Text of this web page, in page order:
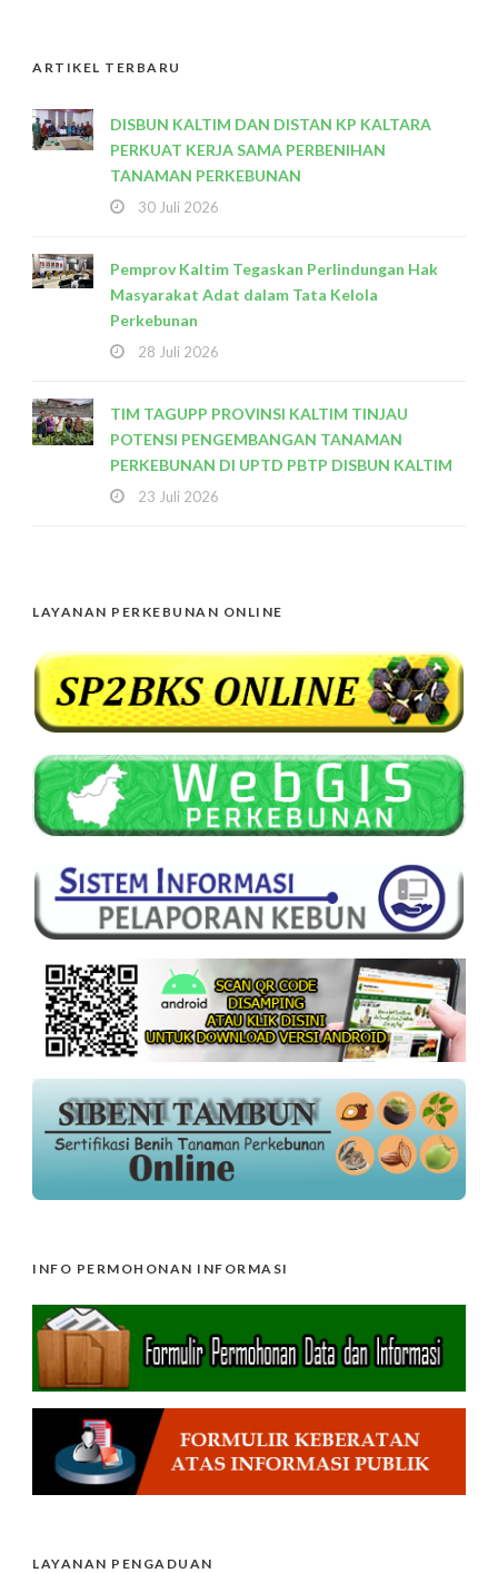
ARTIKEL TERBARU
DISBUN KALTIM DAN DISTAN KP KALTARA
PERKUAT KERJA SAMA PERBENIHAN
TANAMAN PERKEBUNAN
30 Juli 2026
Pemprov Kaltim Tegaskan Perlindungan Hak
Masyarakat Adat dalam Tata Kelola
Perkebunan
28 Juli 2026
TIM TAGUPP PROVINSI KALTIM TINJAU
POTENSI PENGEMBANGAN TANAMAN
PERKEBUNAN DI UPTD PBTP DISBUN KALTIM
23 Juli 2026
LAYANAN PERKEBUNAN ONLINE
INFO PERMOHONAN INFORMASI
LAYANAN PENGADUAN